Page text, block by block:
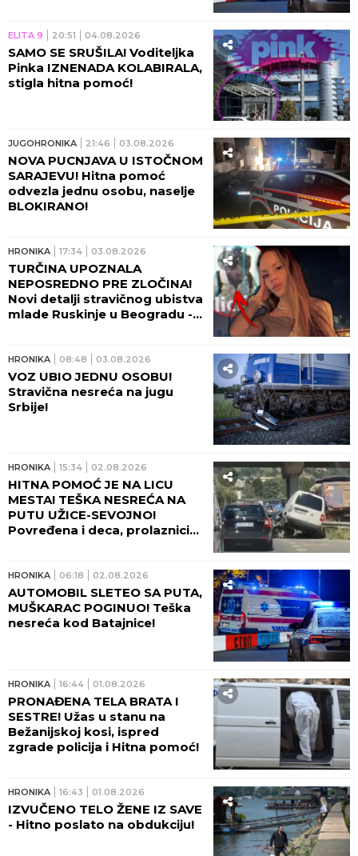
ELITA 9 20:51 04.08.2026
SAMO SE SRUŠILA! Voditeljka
Pinka IZNENADA KOLABIRALA,
stigla hitna pomoć!
JUGOHRONIKA 21:46 03.08.2026
NOVA PUCNJAVA U ISTOČNOM
SARAJEVU! Hitna pomoć
odvezla jednu osobu, naselje
BLOKIRANO!
HRONIKA 17:34 03.08.2026
TURČINA UPOZNALA
NEPOSREDNO PRE ZLOČINA!
Novi detalji stravičnog ubistva
mlade Ruskinje u Beogradu -
POTREBNA POMOĆ!
HRONIKA 08:48 03.08.2026
VOZ UBIO JEDNU OSOBU!
Stravična nesreća na jugu
Srbije!
HRONIKA 15:34 02.08.2026
HITNA POMOĆ JE NA LICU
MESTA! TEŠKA NESREĆA NA
PUTU UŽICE-SEVOJNO!
Povređena i deca, prolaznici
HRONIKA 06:18 02.08.2026
AUTOMOBIL SLETEO SA PUTA,
MUŠKARAC POGINUO! Teška
nesreća kod Batajnice!
HRONIKA 16:44 01.08.2026
PRONAĐENA TELA BRATA I
SESTRE! Užas u stanu na
Bežanijskoj kosi, ispred
zgrade policija i Hitna pomoć!
HRONIKA 16:43 01.08.2026
IZVUČENO TELO ŽENE IZ SAVE
- Hitno poslato na obdukciju!